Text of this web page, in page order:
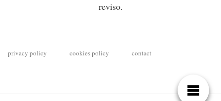
reviso.
privacy policy cookies policy contact